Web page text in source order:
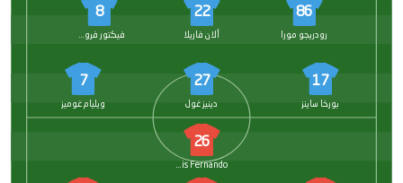
86
رودريجو مورا
22
ألان فاريلا
8
فيكتور فروهولدت
17
بورخا ساينز
27
دينيز غول
7
ويليام غوميز
26
Luis Fernando